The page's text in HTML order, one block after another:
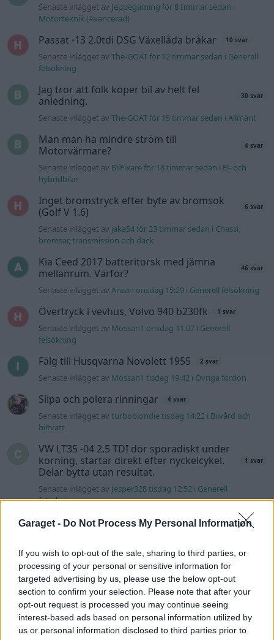
Garaget - Do Not Process My Personal Information
If you wish to opt-out of the sale, sharing to third parties, or
processing of your personal or sensitive information for
targeted advertising by us, please use the below opt-out
section to confirm your selection. Please note that after your
opt-out request is processed you may continue seeing
interest-based ads based on personal information utilized by
us or personal information disclosed to third parties prior to
Senaste inlägget av Jeppegaming för 8 timmar sedan i
Motorteknik (Avancerad)
Passat -13 2.0tdi DSG Växellåda bråkar 10 svar
Senaste inlägget avThe-GOAT för 12 timmar sedan i Generell
felsökning
Jag tror att folk köper bil av helt fel
anledning.
30 svar
Senaste inlägget avThe-GOAT för 15 timmar sedan iAllmänt
Man man ha mindre ström till
Motorvärmare?
4 svar
Senaste inlägget av BilFixare för 18 timmar sedan i El- och
hybridbilar
Inget bromstryck efter byte av bromsok
(Golf V 1.6)
6 svar
Senaste inlägget av jaka54 för 23 timmar sedan i Chassi,
bromsar, transmission och däck
Kia Ceed 2017 batteritorsk med jämna
mellanrum. Varför?
46 svar
Senaste inlägget avAnsan onsdag 15:29 i Generell felsökning
Övertryck i vevhus, Volvo 940 b230fk 1 svar
Senaste inlägget av Mossan1 onsdag 11:07 i Generell
felsökning
Fälg till Husqvarna Novolett 1955 2 svar
Senaste inlägget av Mossan1 tisdag 19:42 i Övriga fordon
Slipa och polera rinningar 4 svar
Senaste inlägget avturboblondie tisdag 14:22 i Bilvård och
biltvätt
VW LT35 -04 2.5 TDI dör sporadiskt under
körning, startar direkt efter nyckelcykel.
Delar bytta utan resultat.
1 svar
Senaste inlägget av Jesper328 tisdag 12:52 i Generell
felsökning
Senaste projektinläggen
med JDM inspiration.
Senaste inlägget avStol3n_Identity för 1 timme sedan
Projekt
Ni som kör HEV eller PHEV ? är ni nöjda?
Senaste inlägget avkaykay för 2 timmar sedani Projekt